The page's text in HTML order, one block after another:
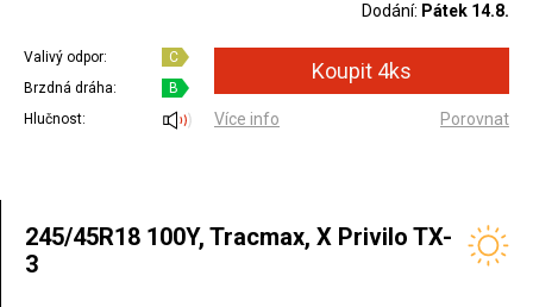
Dodání: Pátek 14.8.
Valivý odpor:
C
Brzdná dráha:
B
Hlučnost:
Více info Porovnat
245/45R18 100Y, Tracmax, X Privilo TX-
3